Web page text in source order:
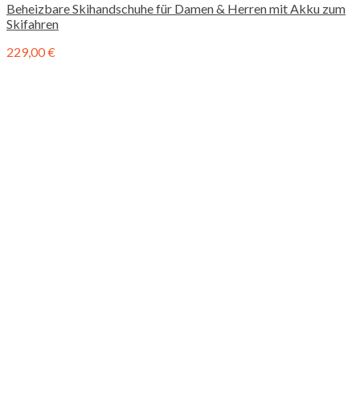
Beheizbare Skihandschuhe für Damen & Herren mit Akku zum
Skifahren
229,00€